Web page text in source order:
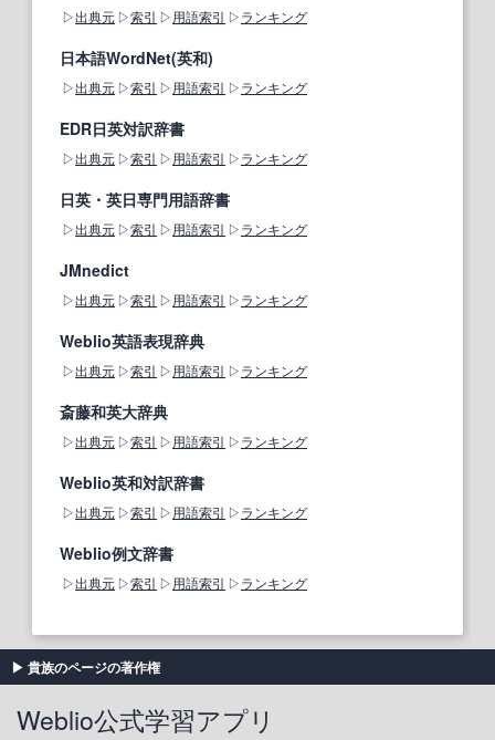
出典元 索引 用語索引 ランキング
日本語WordNet(英和)
出典元 索引 用語索引 ランキング
EDR日英対訳辞書
出典元 索引 用語索引 ランキング
日英・英日専門用語辞書
出典元 索引 用語索引 ランキング
JMnedict
出典元 索引 用語索引 ランキング
Weblio英語表現辞典
出典元 索引 用語索引 ランキング
斎藤和英大辞典
出典元 索引 用語索引 ランキング
Weblio英和対訳辞書
出典元 索引 用語索引 ランキング
Weblio例文辞書
出典元 索引 用語索引 ランキング
貴族のページの著作権
Weblio公式学習アプリ